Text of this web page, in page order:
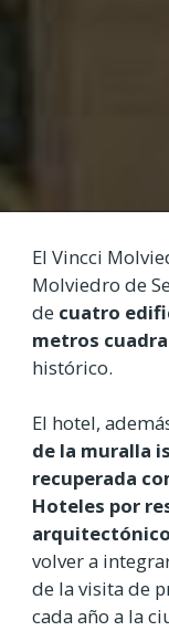
El Vincci
Molviedro de
de cuatro
metros
histórico.
El hotel,
de la muralla
recuperada
Hoteles por
volver a
de la visita de
cada año a la